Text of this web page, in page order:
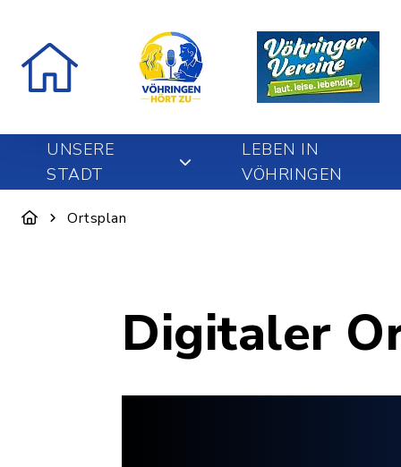
UNSERE
STADT
LEBEN IN
VÖHRINGEN
Ortsplan
Digitaler